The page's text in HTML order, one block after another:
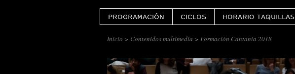
PROGRAMACIÓN CICLOS HORARIO TAQUILLAS
Inicio > Contenidos multimedia > Formación Cantania 2018